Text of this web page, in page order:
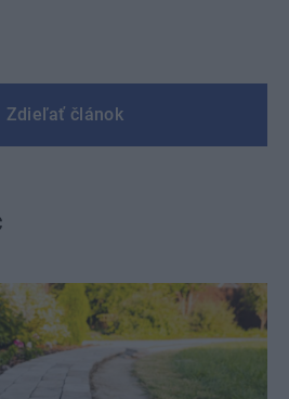
Zdieľať článok